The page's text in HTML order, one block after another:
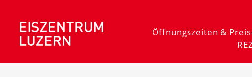
Öffnungszeiten &